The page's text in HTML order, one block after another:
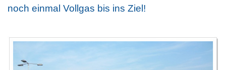
noch einmal Vollgas bis ins Ziel!